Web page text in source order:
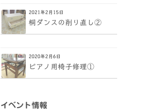
2021年2月15日
桐ダンスの削り直し②
2020年2月6日
ピアノ用椅子修理①
イベント情報